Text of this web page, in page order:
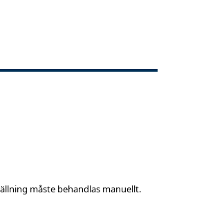
måste behandlas manuellt.